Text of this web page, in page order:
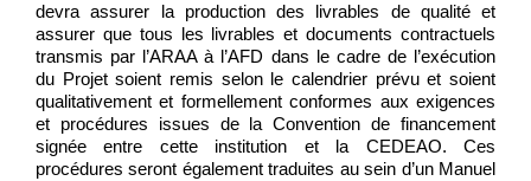
devra assurer la production des livrables de qualité et
assurer que tous les livrables et documents contractuels
transmis par l’ARAA à l’AFD dans le cadre de l’exécution
du Projet soient remis selon le calendrier prévu et soient
qualitativement et formellement conformes aux exigences
et procédures issues de la Convention de financement
signée entre cette institution et la CEDEAO. Ces
procédures seront également traduites au sein d’un Manuel